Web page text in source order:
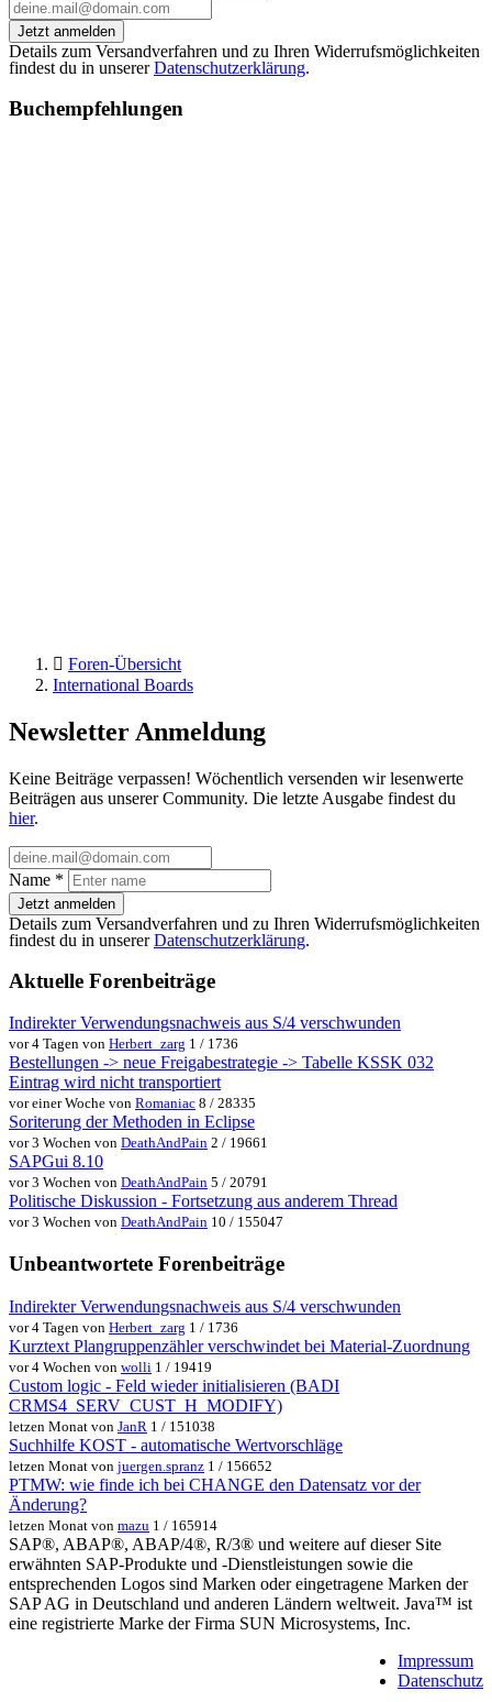
Jetzt anmelden
Details zum Versandverfahren und zu Ihren Widerrufsmöglichkeiten
findest du in unsererDatenschutzerklärung.
Buchempfehlungen
Foren-Übersicht
International Boards
Newsletter Anmeldung
Keine Beiträge verpassen! Wöchentlich versenden wir lesenwerte
Beiträgen aus unserer Community. Die letzte Ausgabe findest du
hier.
Name *
Jetzt anmelden
Details zum Versandverfahren und zu Ihren Widerrufsmöglichkeiten
findest du in unsererDatenschutzerklärung.
Aktuelle Forenbeiträge
Indirekter Verwendungsnachweis aus S/4 verschwunden
vor 4 Tagen von Herbert_zarg 1 / 1736
Bestellungen -> neue Freigabestrategie -> Tabelle KSSK 032
Eintrag wird nicht transportiert
vor einer Woche von Romaniac 8 / 28335
Soriterung der Methoden in Eclipse
vor 3 Wochen von DeathAndPain 2 / 19661
SAPGui 8.10
vor 3 Wochen von DeathAndPain 5 / 20791
Politische Diskussion - Fortsetzung aus anderem Thread
vor 3 Wochen von DeathAndPain 10 / 155047
Unbeantwortete Forenbeiträge
Indirekter Verwendungsnachweis aus S/4 verschwunden
vor 4 Tagen von Herbert_zarg 1 / 1736
Kurztext Plangruppenzähler verschwindet bei Material-Zuordnung
vor 4 Wochen von wolli 1 / 19419
Custom logic - Feld wieder initialisieren (BADI
CRMS4_SERV_CUST_H_MODIFY)
letzen Monat von JanR 1 / 151038
Suchhilfe KOST - automatische Wertvorschläge
letzen Monat von juergen.spranz 1 / 156652
PTMW: wie finde ich bei CHANGE den Datensatz vor der
Änderung?
letzen Monat von mazu 1 / 165914
SAP®, ABAP®, ABAP/4®, R/3® und weitere auf dieser Site
erwähnten SAP-Produkte und -Dienstleistungen sowie die
entsprechenden Logos sind Marken oder eingetragene Marken der
SAP AG in Deutschland und anderen Ländern weltweit. Java™ ist
eine registrierte Marke der Firma SUN Microsystems, Inc.
Impressum
Datenschutz